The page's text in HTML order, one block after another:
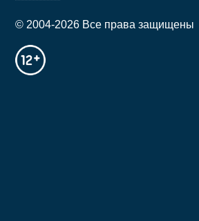
© 2004-2026 Все права защищены